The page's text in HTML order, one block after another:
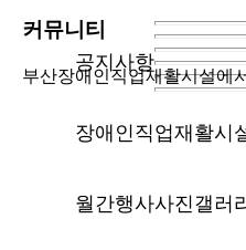
커뮤니티
부산장애인직업재활시설에
공지사항
장애인직업재활시
월간행사사진갤러리